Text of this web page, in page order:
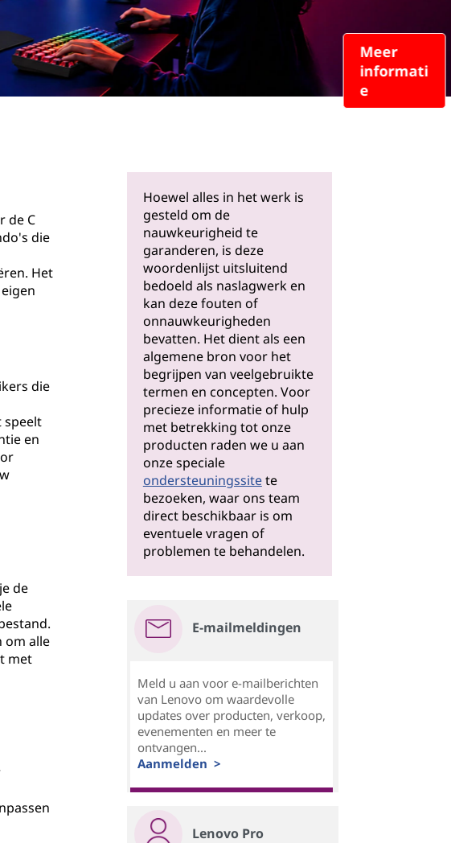
Meer
informati
e
de C
die
Het
die
speelt
en
de
om alle
met
Hoewel alles in het werk is
gesteld om de
nauwkeurigheid te
garanderen, is deze
woordenlijst uitsluitend
bedoeld als naslagwerk en
kan deze fouten of
onnauwkeurigheden
bevatten. Het dient als een
algemene bron voor het
begrijpen van veelgebruikte
termen en concepten. Voor
precieze informatie of hulp
met betrekking tot onze
producten raden we u aan
onze speciale
ondersteuningssitete
bezoeken, waar ons team
direct beschikbaar is om
eventuele vragen of
problemen te behandelen.
E-mailmeldingen
Meld u aan voor e-mailberichten
van Lenovo om waardevolle
updates over producten, verkoop,
evenementen en meer te
ontvangen...
Aanmelden >
Lenovo Pro